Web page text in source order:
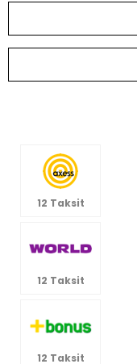
12 Taksit
12 Taksit
12 Taksit